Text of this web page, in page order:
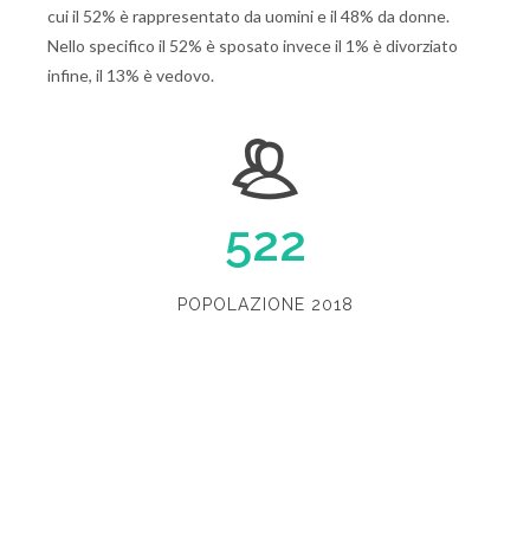
cui il 52% è rappresentato da uomini e il 48% da donne.
Nello specifico il 52% è sposato invece il 1% è divorziato
infine, il 13% è vedovo.
522
POPOLAZIONE 2018